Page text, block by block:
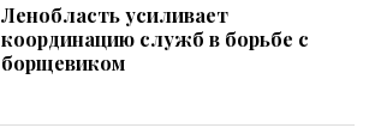
Ленобласть усиливает
координацию служб в борьбе с
борщевиком